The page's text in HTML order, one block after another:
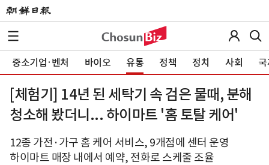
중소기업·벤처 바이오 유통 정책 정치 사회
[체험기] 14년 된 세탁기 속 검은 물때, 분해
청소해 봤더니... 하이마트 '홈 토탈 케어'
12종 가전·가구 홈 케어 서비스, 9개점에 센터 운영
하이마트 매장 내에서 예약, 전화로 스케줄 조율